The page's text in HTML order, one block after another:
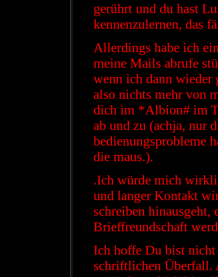
gerührt und du hast
kennenzulernen, das
Allerdings habe ich
meine Mails abrufe
wenn ich dann wieder
also nichts mehr von
dich im *Albion# im
ab und zu (achja, nur
bedienungsprobleme
die maus.).
.Ich würde mich
und langer Kontakt
schreiben hinausgeht,
Brieffreundschaft
Ich hoffe Du bist nicht
schriftlichen Überfall.